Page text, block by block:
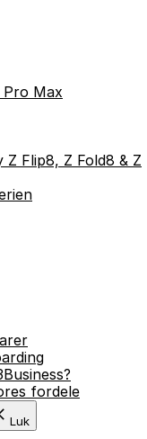
Pro Max
Z Flip8, Z Fold8 & Z
fordele
Luk